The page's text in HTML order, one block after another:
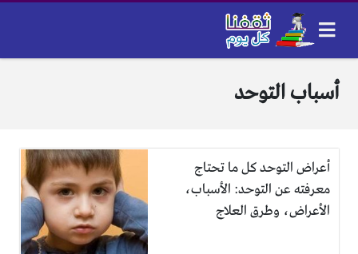
أسباب التوحد
أعراض التوحد كل ما تحتاج
معرفته عن التوحد: الأسباب،
الأعراض، وطرق العلاج